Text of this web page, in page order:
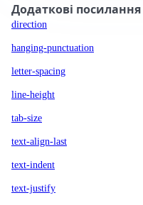
Додаткові посилання
direction
hanging-punctuation
letter-spacing
line-height
tab-size
text-align-last
text-indent
text-justify